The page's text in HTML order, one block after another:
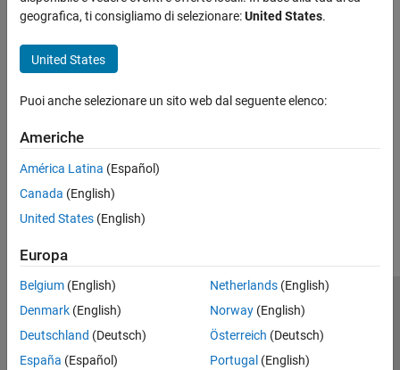
Stato
geografica, ti consigliamo di selezionare:United States.
United States
Puoi anche selezionare un sito web dal seguente elenco:
Americhe
América Latina (Español)
Canada (English)
United States (English)
Europa
Belgium (English)
Denmark (English)
Deutschland (Deutsch)
España (Español)
Netherlands(English)
Norway(English)
Österreich (Deutsch)
Portugal (English)
Centro di fiducia
Informativa sulla privacy
Antipirateria
Stato dell'applicazione
Contatti
© 1994-2026 The MathWorks, Inc.